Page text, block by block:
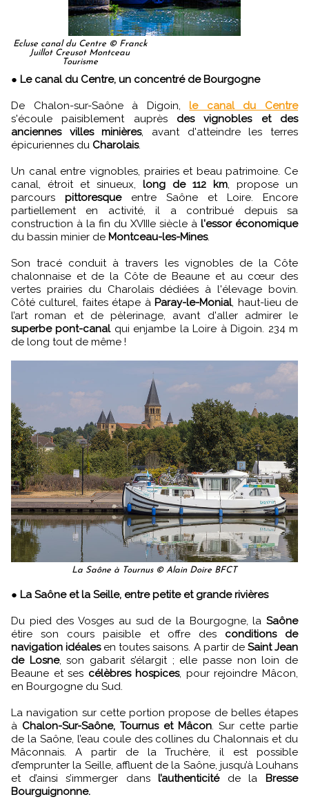
Ecluse canal du Centre © Franck
Juillot Creusot Montceau
Tourisme
Le canal du Centre, un concentré de Bourgogne
De Chalon-sur-Saône à Digoin,le canal du Centre
s'écoule paisiblement auprès des vignobles et des
anciennes villes minières, avant d'atteindre les terres
épicuriennes du Charolais.
Un canal entre vignobles, prairies et beau patrimoine. Ce
canal, étroit et sinueux, long de 112 km, propose un
parcours pittoresqueentre Saône et Loire. Encore
partiellement en activité, il a contribué depuis sa
construction à la fin du XVIIIe siècle à l'essor économique
du bassin minier de Montceau-les-Mines.
Son tracé conduit à travers les vignobles de la Côte
chalonnaise et de la Côte de Beaune et au cœur des
vertes prairies du Charolais dédiées à l'élevage bovin.
Côté culturel, faites étape à Paray-le-Monial, haut-lieu de
l’art roman et de pèlerinage, avant d'aller admirer le
superbe pont-canalqui enjambe la Loire à Digoin. 234 m
de long tout de même !
La Saône à Tournus © Alain Doire BFCT
La Saône et la Seille, entre petite et grande rivières
Du pied des Vosges au sud de la Bourgogne, la Saône
étire son cours paisible et offre des conditions de
navigation idéalesen toutes saisons. A partir de Saint Jean
de Losne, son gabarit s’élargit ; elle passe non loin de
Beaune et ses célèbres hospices, pour rejoindre Mâcon,
en Bourgogne du Sud.
La navigation sur cette portion propose de belles étapes
à Chalon-Sur-Saône, Tournus et Mâcon . Sur cette partie
de la Saône, l’eau coule des collines du Chalonnais et du
Mâconnais. A partir de la Truchère, il est possible
d’emprunter la Seille, affluent de la Saône, jusqu’à Louhans
et d’ainsi s’immerger dans l’authenticitéde la Bresse
Bourguignonne.